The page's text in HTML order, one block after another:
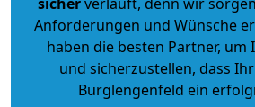
Anforderungen und Wünsche
haben die besten Partner, um
und sicherzustellen, dass
Burglengenfeld ein